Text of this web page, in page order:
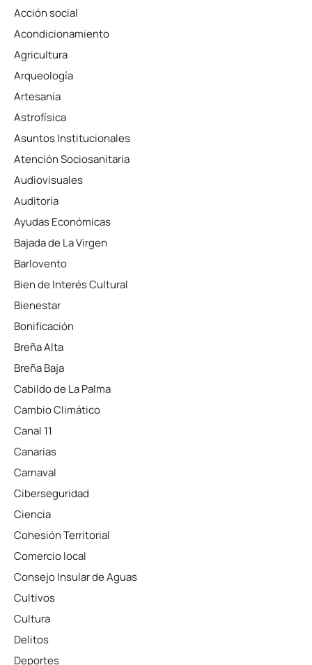
Acción social
Acondicionamiento
Agricultura
Arqueología
Artesanía
Astrofísica
Asuntos Institucionales
Atención Sociosanitaria
Audiovisuales
Auditoría
Ayudas Económicas
Bajada de La Virgen
Barlovento
Bien de Interés Cultural
Bienestar
Bonificación
Breña Alta
Breña Baja
Cabildo de La Palma
Cambio Climático
Canal 11
Canarias
Carnaval
Ciberseguridad
Ciencia
Cohesión Territorial
Comercio local
Consejo Insular de Aguas
Cultivos
Cultura
Delitos
Deportes